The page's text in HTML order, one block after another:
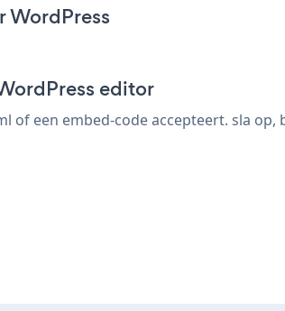
WordPress
editor
een embed-code accepteert. sla op,